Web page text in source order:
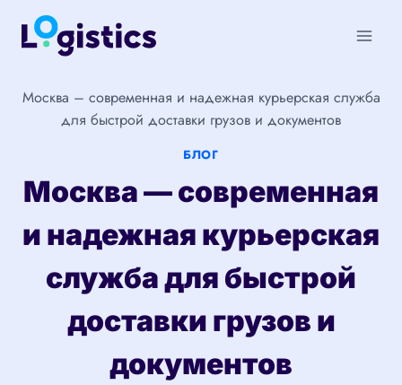
Перейти
Москва – современная и надежная курьерская служба
для быстрой доставки грузов и документов
БЛОГ
Москва — современная
и надежная курьерская
служба для быстрой
доставки грузов и
документов